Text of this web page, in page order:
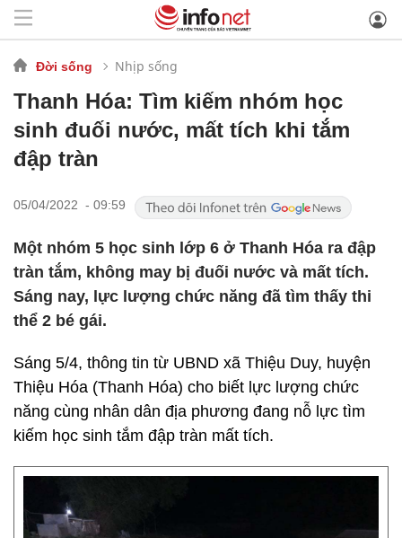
Đời sống Nhịp sống
Thanh Hóa: Tìm kiếm nhóm học
sinh đuối nước, mất tích khi tắm
đập tràn
05/04/2022 - 09:59
Một nhóm 5 học sinh lớp 6 ở Thanh Hóa ra đập
tràn tắm, không may bị đuối nước và mất tích.
Sáng nay, lực lượng chức năng đã tìm thấy thi
thể 2 bé gái.
Sáng 5/4, thông tin từ UBND xã Thiệu Duy, huyện
Thiệu Hóa (Thanh Hóa) cho biết lực lượng chức
năng cùng nhân dân địa phương đang nỗ lực tìm
kiếm học sinh tắm đập tràn mất tích.